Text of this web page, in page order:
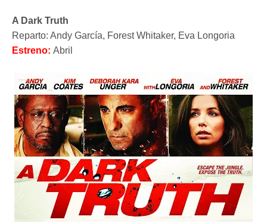
A Dark Truth
Reparto: Andy García, Forest Whitaker, Eva Longoria
Estreno: Abril